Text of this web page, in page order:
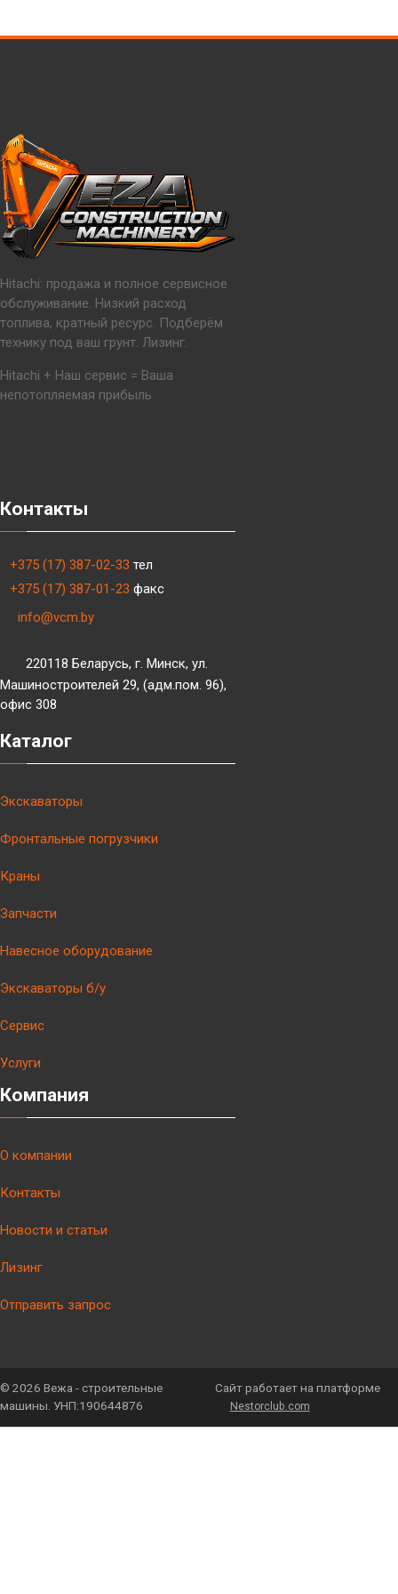
Hitachi: продажа и полное сервисное
обслуживание. Низкий расход
топлива, кратный ресурс. Подберём
технику под ваш грунт. Лизинг.
Hitachi + Наш сервис = Ваша
непотопляемая прибыль
Контакты
+375 (17) 387-02-33 тел
+375 (17) 387-01-23 факс
info@vcm.by
220118 Беларусь, г. Минск, ул.
Машиностроителей 29, (адм.пом. 96),
офис 308
Каталог
Экскаваторы
Фронтальные погрузчики
Краны
Запчасти
Навесное оборудование
Экскаваторы б/у
Сервис
Услуги
Компания
О компании
Контакты
Новости и статьи
Лизинг
Отправить запрос
© 2026 Вежа - строительные
машины. УНП:190644876
Сайт работает на платформе
Nestorclub.com